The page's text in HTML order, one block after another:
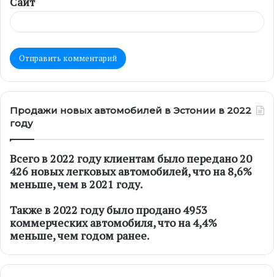
Продажи новых автомобилей в Эстонии в 2022
году
Всего в 2022 году клиентам было передано 20
426 новых легковых автомобилей, что на 8,6%
меньше, чем в 2021 году.
Также в 2022 году было продано 4953
коммерческих автомобиля, что на 4,4%
меньше, чем годом ранее.